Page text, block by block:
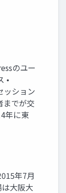
のユー
•
ッション
までが交
年に東
年7月
大阪大